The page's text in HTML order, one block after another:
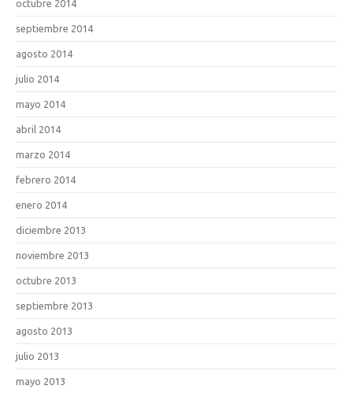
octubre 2014
septiembre 2014
agosto 2014
julio 2014
mayo 2014
abril 2014
marzo 2014
febrero 2014
enero 2014
diciembre 2013
noviembre 2013
octubre 2013
septiembre 2013
agosto 2013
julio 2013
mayo 2013